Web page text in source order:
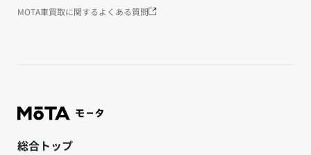
MOTA車買取に関するよくある質問
総合トップ